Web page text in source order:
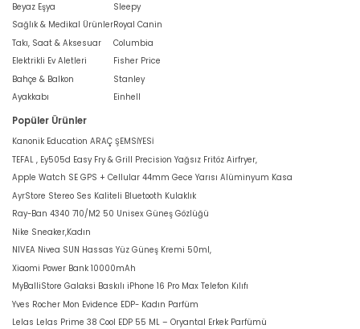
Beyaz Eşya
Sağlık & Medikal Ürünler
Takı, Saat & Aksesuar
Elektrikli Ev Aletleri
Bahçe & Balkon
Ayakkabı
Sleepy
Royal Canin
Columbia
Fisher Price
Stanley
Einhell
Popüler Ürünler
Kanonik Education ARAÇ ŞEMSİYESİ
TEFAL , Ey505d Easy Fry & Grill Precision Yağsız Fritöz Airfryer,
Apple Watch SE GPS + Cellular 44mm Gece Yarısı Alüminyum Kasa
AyrStore Stereo Ses Kaliteli Bluetooth Kulaklık
Ray-Ban 4340 710/M2 50 Unisex Güneş Gözlüğü
Nike Sneaker,Kadın
NIVEA Nivea SUN Hassas Yüz Güneş Kremi 50ml,
Xiaomi Power Bank 10000mAh
MyBalliStore Galaksi Baskılı iPhone 16 Pro Max Telefon Kılıfı
Yves Rocher Mon Evidence EDP- Kadın Parfüm
Lelas Lelas Prime 38 Cool EDP 55 ML – Oryantal Erkek Parfümü